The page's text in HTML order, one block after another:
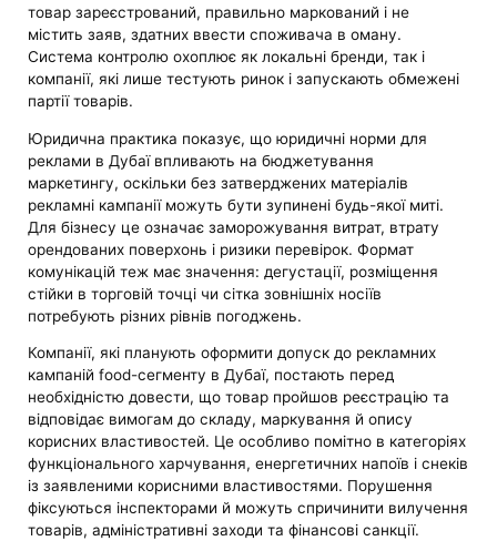
товар зареєстрований, правильно маркований і не
містить заяв, здатних ввести споживача в оману.
Система контролю охоплює як локальні бренди, так і
компанії, які лише тестують ринок і запускають обмежені
партії товарів.
Юридична практика показує, що юридичні норми для
реклами в Дубаї впливають на бюджетування
маркетингу, оскільки без затверджених матеріалів
рекламні кампанії можуть бути зупинені будь-якої миті.
Для бізнесу це означає заморожування витрат, втрату
орендованих поверхонь і ризики перевірок. Формат
комунікацій теж має значення: дегустації, розміщення
стійки в торговій точці чи сітка зовнішніх носіїв
потребують різних рівнів погоджень.
Компанії, які планують оформити допуск до рекламних
кампаній food-сегменту в Дубаї, постають перед
необхідністю довести, що товар пройшов реєстрацію та
відповідає вимогам до складу, маркування й опису
корисних властивостей. Це особливо помітно в категоріях
функціонального харчування, енергетичних напоїв і снеків
із заявленими корисними властивостями. Порушення
фіксуються інспекторами й можуть спричинити вилучення
товарів, адміністративні заходи та фінансові санкції.